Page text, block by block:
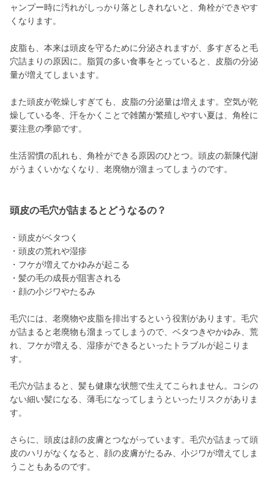
ャンプー時に汚れがしっかり落としきれないと、角栓ができやす
くなります。
皮脂も、本来は頭皮を守るために分泌されますが、多すぎると毛
穴詰まりの原因に。脂質の多い食事をとっていると、皮脂の分泌
量が増えてしまいます。
また頭皮が乾燥しすぎても、皮脂の分泌量は増えます。空気が乾
燥している冬、汗をかくことで雑菌が繁殖しやすい夏は、角栓に
要注意の季節です。
生活習慣の乱れも、角栓ができる原因のひとつ。頭皮の新陳代謝
がうまくいかなくなり、老廃物が溜まってしまうのです。
頭皮の毛穴が詰まるとどうなるの？
・頭皮がベタつく
・頭皮の荒れや湿疹
・フケが増えてかゆみが起こる
・髪の毛の成長が阻害される
・顔の小ジワやたるみ
毛穴には、老廃物や皮脂を排出するという役割があります。毛穴
が詰まると老廃物も溜まってしまうので、ベタつきやかゆみ、荒
れ、フケが増える、湿疹ができるといったトラブルが起こりま
す。
毛穴が詰まると、髪も健康な状態で生えてこられません。コシの
ない細い髪になる、薄毛になってしまうといったリスクがありま
す。
さらに、頭皮は顔の皮膚とつながっています。毛穴が詰まって頭
皮のハリがなくなると、顔の皮膚がたるみ、小ジワが増えてしま
うこともあるのです。